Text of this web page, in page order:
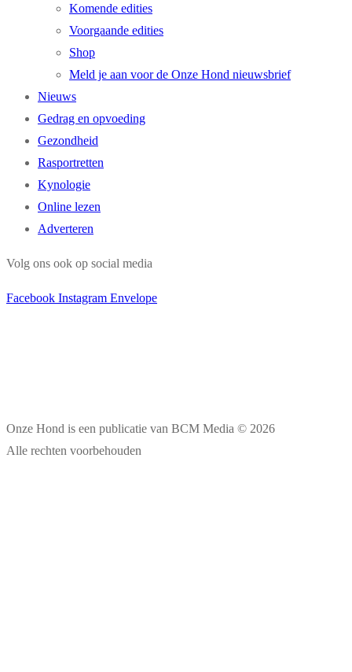
Komende edities
Voorgaande edities
Shop
Meld je aan voor de Onze Hond nieuwsbrief
Nieuws
Gedrag en opvoeding
Gezondheid
Rasportretten
Kynologie
Online lezen
Adverteren
Volg ons ook op social media
Facebook Instagram Envelope
Onze Hond is een publicatie van BCM Media © 2026
Alle rechten voorbehouden